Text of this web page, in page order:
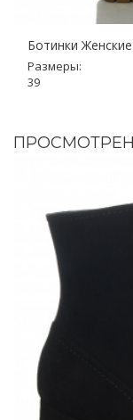
Ботинки
Размеры:
39